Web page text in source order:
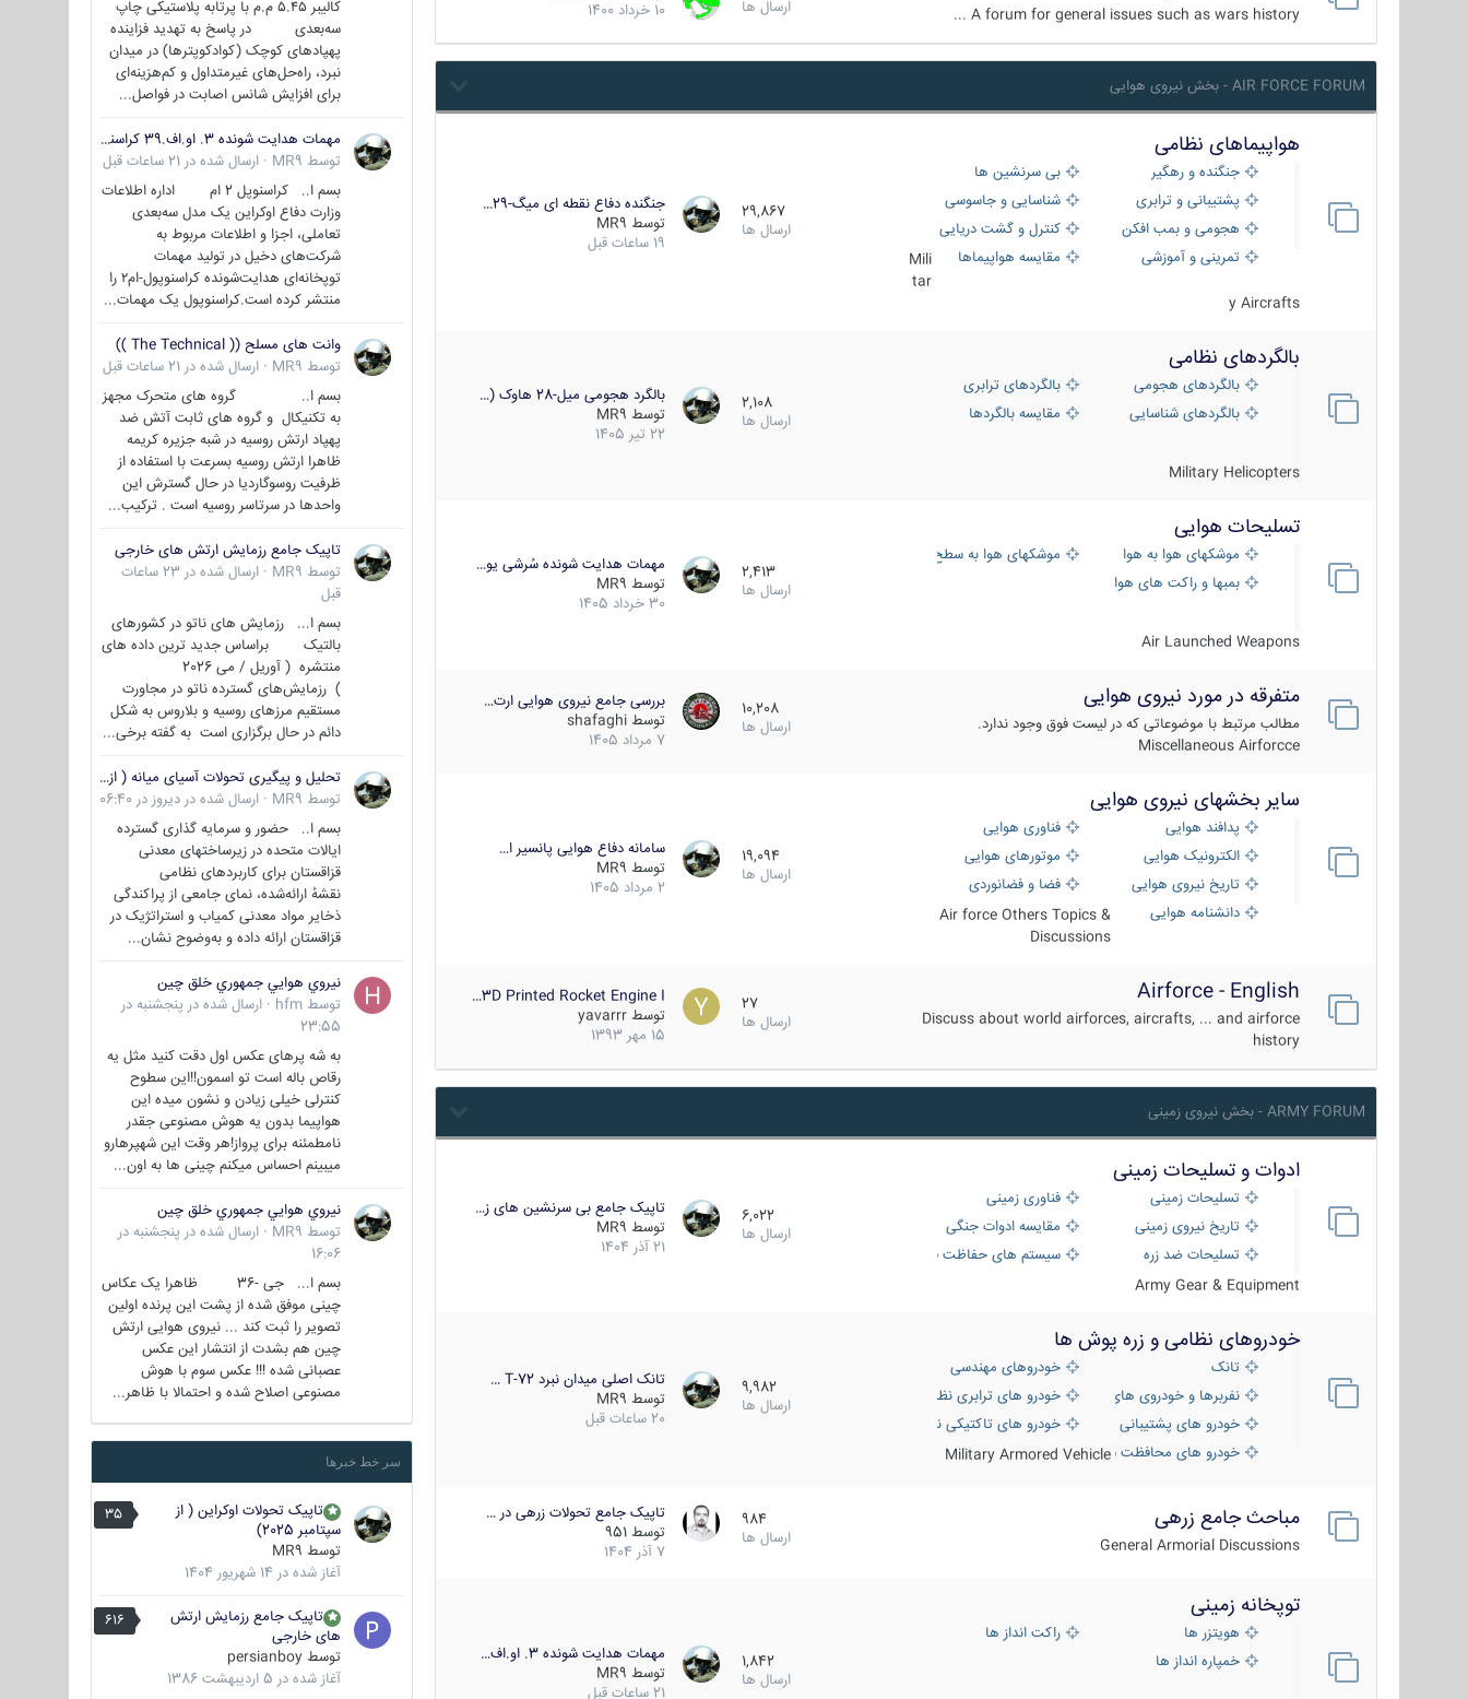
A forum for general issues such as wars history ...
ارسال ها
10 خرداد 1400
AIR FORCE FORUM - بخش نیروی هوایی
هواپیماهای نظامی
جنگنده و رهگیر
بی سرنشین ها
پشتیبانی و ترابری
شناسایی و جاسوسی
هجومی و بمب افکن
کنترل و گشت دریایی
تمرینی و آموزشی
مقایسه هواپیماها
Mili
tar
y Aircrafts
29,867
ارسال ها
جنگنده دفاع نقطه ای میگ-29…
توسط MR9
19 ساعات قبل
بالگردهای نظامی
بالگردهای هجومی
بالگردهای ترابری
بالگردهای شناسایی
مقایسه بالگردها
Military Helicopters
2,108
ارسال ها
بالگرد هجومی میل-28 هاوک (…
توسط MR9
22 تیر 1405
تسلیحات هوایی
موشکهای هوا به هوا
موشکهای هوا به سطح
بمبها و راکت های هوایی
Air Launched Weapons
2,413
ارسال ها
مهمات هدایت شونده سُرشی یو…
توسط MR9
30 خرداد 1405
متفرقه در مورد نیروی هوایی
مطالب مرتبط با موضوعاتی که در لیست فوق وجود ندارد.
Miscellaneous Airforcce
10,208
ارسال ها
بررسی جامع نیروی هوایی ارت…
توسط shafaghi
7 مرداد 1405
سایر بخشهای نیروی هوایی
پدافند هوایی
فناوری هوایی
الکترونیک هوایی
موتورهای هوایی
تاریخ نیروی هوایی
فضا و فضانوردی
دانشنامه هوایی
Air force Others Topics &
Discussions
19,094
ارسال ها
سامانه دفاع هوایی پانسیر ا…
توسط MR9
2 مرداد 1405
Airforce - English
Discuss about world airforces, aircrafts, ... and airforce
history
27
ارسال ها
3D Printed Rocket Engine I…
توسط yavarrr
15 مهر 1393
ARMY FORUM - بخش نیروی زمینی
ادوات و تسلیحات زمینی
تسلیحات زمینی
فناوری زمینی
تاریخ نیروی زمینی
مقایسه ادوات جنگی
تسلیحات ضد زره
سیستم های حفاظت فعال
Army Gear & Equipment
6,022
ارسال ها
تاپیک جامع بی سرنشین های ز…
توسط MR9
21 آذر 1404
خودروهای نظامی و زره پوش ها
تانک
خودروهای مهندسی
نفربرها و خودروی های رزمی پیاده نظامخودرو های ترابری نظامی
خودرو های پشتیبانی آتش ، شناسایی و ضد تانک
خودرو های تاکتیکی نظامی
خودرو های محافظت شدهMilitary Armored Vehicle
9,982
ارسال ها
تانک اصلی میدان نبرد T-72 …
توسط MR9
20 ساعات قبل
مباحث جامع زرهی
General Armorial Discussions
984
ارسال ها
تاپیک جامع تحولات زرهی در …
توسط 951
7 آذر 1404
توپخانه زمینی
هویتزر ها
راکت انداز ها
خمپاره انداز ها
1,842
ارسال ها
مهمات هدایت شونده 3. او.اف…
توسط MR9
21 ساعات قبل
کالیبر ۵.۴۵ م.م با پرتابه پلاستیکی چاپ
سه‌بعدی در پاسخ به تهدید فزاینده
پهپادهای کوچک (کوادکوپترها) در میدان
نبرد، راه‌حل‌های غیرمتداول و کم‌هزینه‌ای
برای افزایش شانس اصابت در فواصل...
مهمات هدایت شونده 3. او.اف.39 کراسنوپل/بصیر( Krasnopol 3OF39 )
توسط MR9
· ارسال شده در 21 ساعات قبل
بسم ا.. کراسنوپل 2 ام اداره اطلاعات
وزارت دفاع اوکراین یک مدل سه‌بعدی
تعاملی، اجزا و اطلاعات مربوط به
شرکت‌های دخیل در تولید مهمات
توپخانه‌ای هدایت‌شونده کراسنوپول-ام۲ را
منتشر کرده است.کراسنوپول یک مهمات...
وانت های مسلح (( The Technical ))
توسط MR9
· ارسال شده در 21 ساعات قبل
بسم ا.. گروه های متحرک مجهز
به تکنیکال و گروه های ثابت آتش ضد
پهپاد ارتش روسیه در شبه جزیره کریمه
ظاهرا ارتش روسیه بسرعت با استفاده از
ظرفیت روسوگاردیا در حال گسترش این
واحدها در سرتاسر روسیه است . ترکیب...
تاپیک جامع رزمایش ارتش های خارجی
توسط MR9
· ارسال شده در
23 ساعات
قبل
بسم ا... رزمایش های ناتو در کشورهای
بالتیک براساس جدید ترین داده های
منتشره ( آوریل / می 2026
) رزمایش‌های گسترده ناتو در مجاورت
مستقیم مرزهای روسیه و بلاروس به شکل
دائم در حال برگزاری است به گفته برخی...
تحلیل و پیگیری تحولات آسیای میانه ( ازبکستان، تاجیکستان، ترکمنستان، قزاقستان و قرقیزستان )
توسط MR9
· ارسال شده در دیروز در 06:40
بسم ا.. حضور و سرمایه گذاری گسترده
ایالات متحده در زیرساختهای معدنی
قزاقستان برای کاربردهای نظامی
نقشهٔ ارائه‌شده، نمای جامعی از پراکندگی
ذخایر مواد معدنی کمیاب و استراتژیک در
قزاقستان ارائه داده و به‌وضوح نشان...
نيروي هوايي جمهوري خلق چين
توسط hfm
· ارسال شده در پنجشنبه در
23:55
به شه پرهای عکس اول دقت کنید مثل یه
رقاص باله است تو اسمون!!این سطوح
کنترلی خیلی زیادن و نشون میده این
هواپیما بدون یه هوش مصنوعی جقدر
نامطمئنه برای پرواز!هر وقت این شهپرهارو
میبینم احساس میکنم چینی ها به اون...
نيروي هوايي جمهوري خلق چين
توسط MR9
· ارسال شده در پنجشنبه در
16:06
بسم ا... جی -36 ظاهرا یک عکاس
چینی موفق شده از پشت این پرنده اولین
تصویر را ثبت کند ... نیروی هوایی ارتش
چین هم بشدت از انتشار این عکس
عصبانی شده !!! عکس سوم با هوش
مصنوعی اصلاح شده و احتمالا با ظاهر...
سر خط خبرها
35
تاپیک تحولات اوکراین ( از
سپتامبر 2025)
توسط MR9
آغاز شده در 14 شهریور 1404
616
تاپیک جامع رزمایش ارتش
های خارجی
توسط persianboy
آغاز شده در 5 اردیبهشت 1386